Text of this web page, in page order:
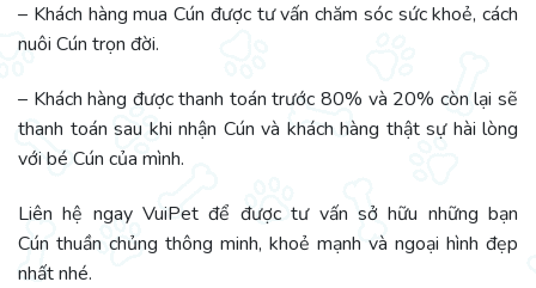
– Khách hàng mua Cún được tư vấn chăm sóc sức khoẻ, cách
nuôi Cún trọn đời.
– Khách hàng được thanh toán trước 80% và 20% còn lại sẽ
thanh toán sau khi nhận Cún và khách hàng thật sự hài lòng
với bé Cún của mình.
Liên hệ ngay VuiPet để được tư vấn sở hữu những bạn
Cún thuần chủng thông minh, khoẻ mạnh và ngoại hình đẹp
nhất nhé.